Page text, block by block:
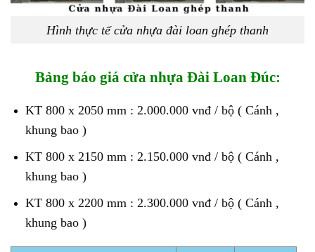
Hình thực tế cửa nhựa đài loan ghép thanh
Bảng báo giá cửa nhựa Đài Loan Đúc:
KT 800 x 2050 mm : 2.000.000 vnđ / bộ ( Cánh ,
khung bao )
KT 800 x 2150 mm : 2.150.000 vnđ / bộ ( Cánh ,
khung bao )
KT 800 x 2200 mm : 2.300.000 vnđ / bộ ( Cánh ,
khung bao )